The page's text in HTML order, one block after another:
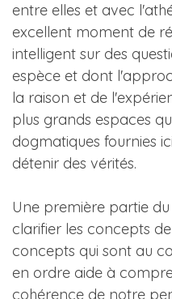
entre elles et avec
excellent moment de
intelligent sur des
espèce et dont
la raison et de
plus grands espaces
dogmatiques fournies
détenir des vérités.
Une première partie
clarifier les concepts
concepts qui sont au
en ordre aide à
cohérence de notre